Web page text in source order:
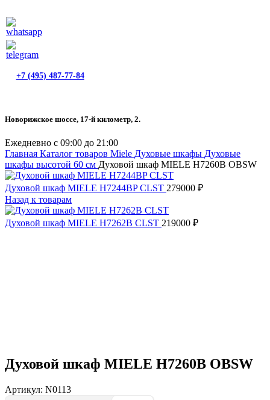
+7 (495) 487-77-84
Новорижское шоссе, 17-й километр, 2.
Ежедневно с 09:00 до 21:00
Главная Каталог товаров Miele Духовые шкафы Духовые
шкафы высотой 60 см Духовой шкаф MIELE H7260B OBSW
Духовой шкаф MIELE H7244BP CLST 279000 ₽
Назад к товарам
Духовой шкаф MIELE H7262B CLST 219000 ₽
Духовой шкаф MIELE H7260B OBSW
Артикул: N0113